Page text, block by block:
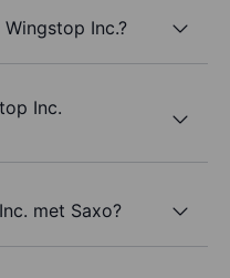
Inc.?
Inc.
met Saxo?